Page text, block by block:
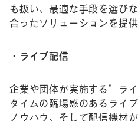
も扱い、最適な手段を選び
合ったソリューションを提
・ライブ配信
企業や団体が実施する”ラ
タイムの臨場感のあるライ
ノウハウ、そして配信機材